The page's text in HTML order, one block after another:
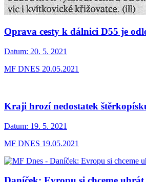
Oprava cesty k dálnici D55 je
Datum: 20. 5. 2021
MF DNES 20.05.2021
Kraji hrozí nedostatek
Datum: 19. 5. 2021
MF DNES 19.05.2021